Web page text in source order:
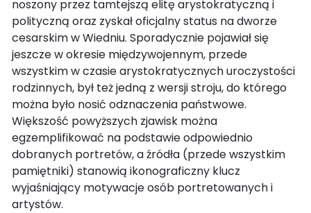
noszony przez tamtejszą elitę arystokratyczną i
polityczną oraz zyskał oficjalny status na dworze
cesarskim w Wiedniu. Sporadycznie pojawiał się
jeszcze w okresie międzywojennym, przede
wszystkim w czasie arystokratycznych uroczystości
rodzinnych, był też jedną z wersji stroju, do którego
można było nosić odznaczenia państwowe.
Większość powyższych zjawisk można
egzemplifikować na podstawie odpowiednio
dobranych portretów, a źródła (przede wszystkim
pamiętniki) stanowią ikonograficzny klucz
wyjaśniający motywacje osób portretowanych i
artystów.